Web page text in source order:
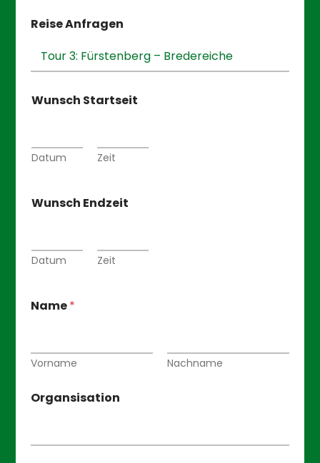
Reise Anfragen
Wunsch Startseit
Datum Zeit
Wunsch Endzeit
Datum Zeit
Name*
Vorname Nachname
Organsisation